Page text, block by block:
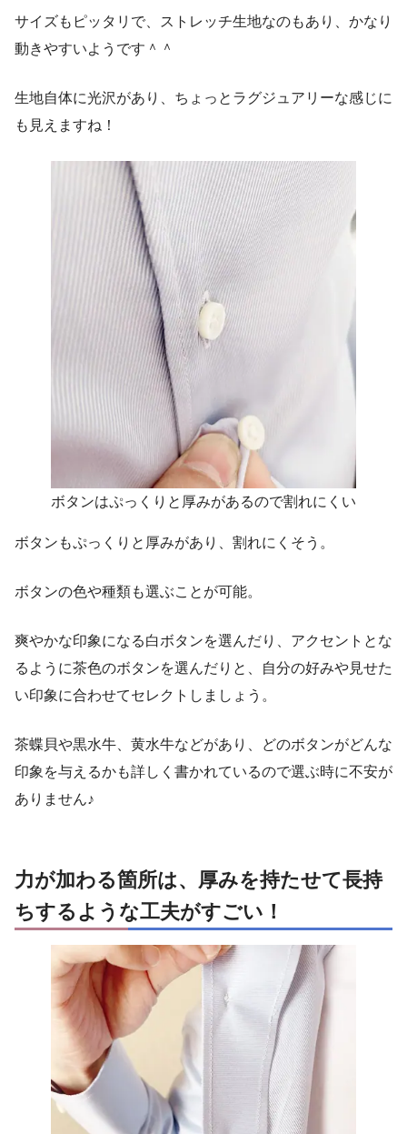
サイズもピッタリで、ストレッチ生地なのもあり、かなり
動きやすいようです＾＾
生地自体に光沢があり、ちょっとラグジュアリーな感じに
も見えますね！
ボタンはぷっくりと厚みがあるので割れにくい
ボタンもぷっくりと厚みがあり、割れにくそう。
ボタンの色や種類も選ぶことが可能。
爽やかな印象になる白ボタンを選んだり、アクセントとな
るように茶色のボタンを選んだりと、自分の好みや見せた
い印象に合わせてセレクトしましょう。
茶蝶貝や黒水牛、黄水牛などがあり、どのボタンがどんな
印象を与えるかも詳しく書かれているので選ぶ時に不安が
ありません♪
力が加わる箇所は、厚みを持たせて長持
ちするような工夫がすごい！